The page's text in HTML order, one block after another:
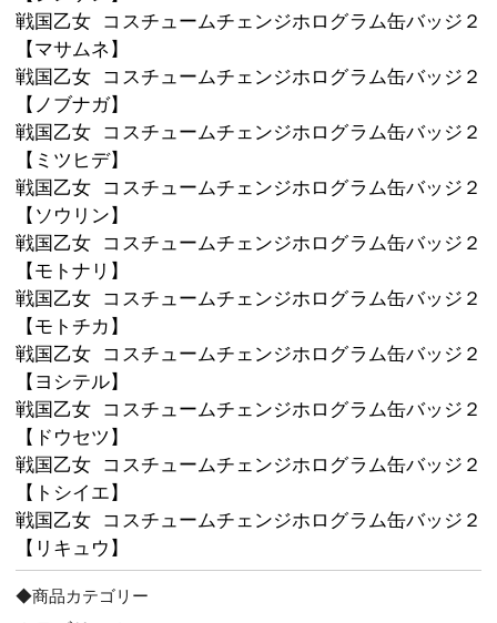
「CR戦国乙女5～10th Anniversary
コスプレカット図柄で登場した乙女
缶バッジになりました！
スタンドパーツが付いているので、
飾って楽しめます♪
戦国乙女 コスチュームチェンジホロ
【コンプリートセット】
■単体の乙女武将たちはこちら↓
戦国乙女 コスチュームチェンジホロ
【ヒデヨシ】
戦国乙女 コスチュームチェンジホロ
【ケンシン】
戦国乙女 コスチュームチェンジホロ